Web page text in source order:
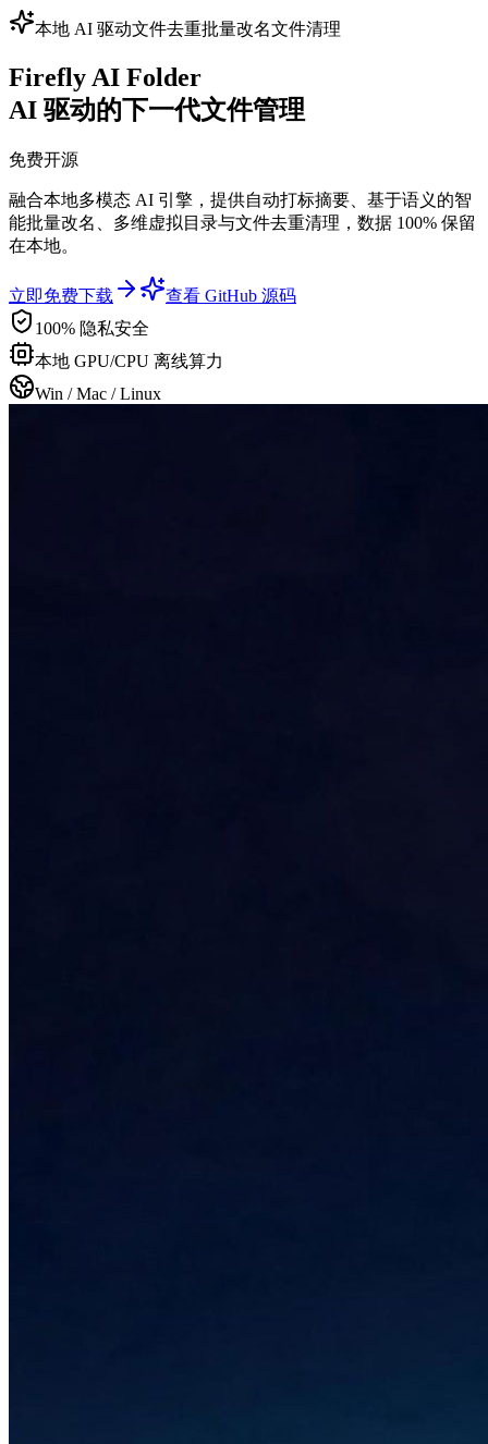
本地 AI 驱动文件去重批量改名文件清理
Firefly AI Folder
AI 驱动的下一代文件管理
免费开源
融合本地多模态 AI 引擎，提供自动打标摘要、基于语义的智
能批量改名、多维虚拟目录与文件去重清理，数据 100% 保留
在本地。
立即免费下载
查看 GitHub 源码
100% 隐私安全
本地 GPU/CPU 离线算力
Win / Mac / Linux